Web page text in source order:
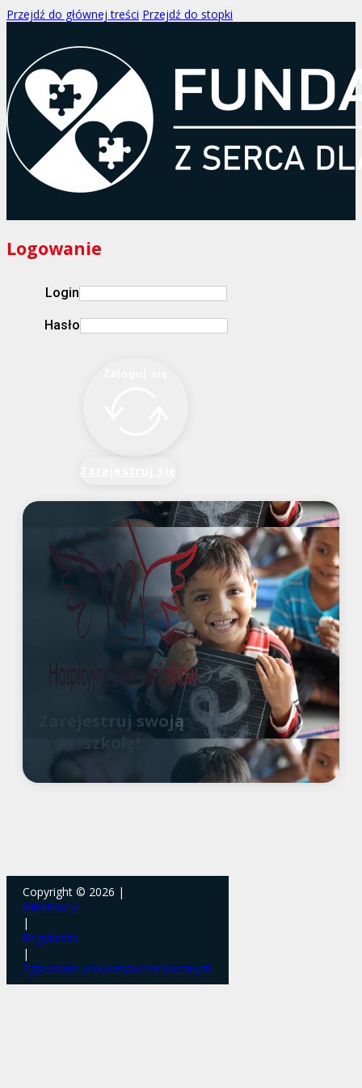
Przejdź do głównej treści Przejdź do stopki
Logowanie
Login
Hasło
Zarejestruj swoją
szkołę!
Copyright © 2026 |
Informacje
|
Regulamin
|
Zgłaszanie problemów technicznych